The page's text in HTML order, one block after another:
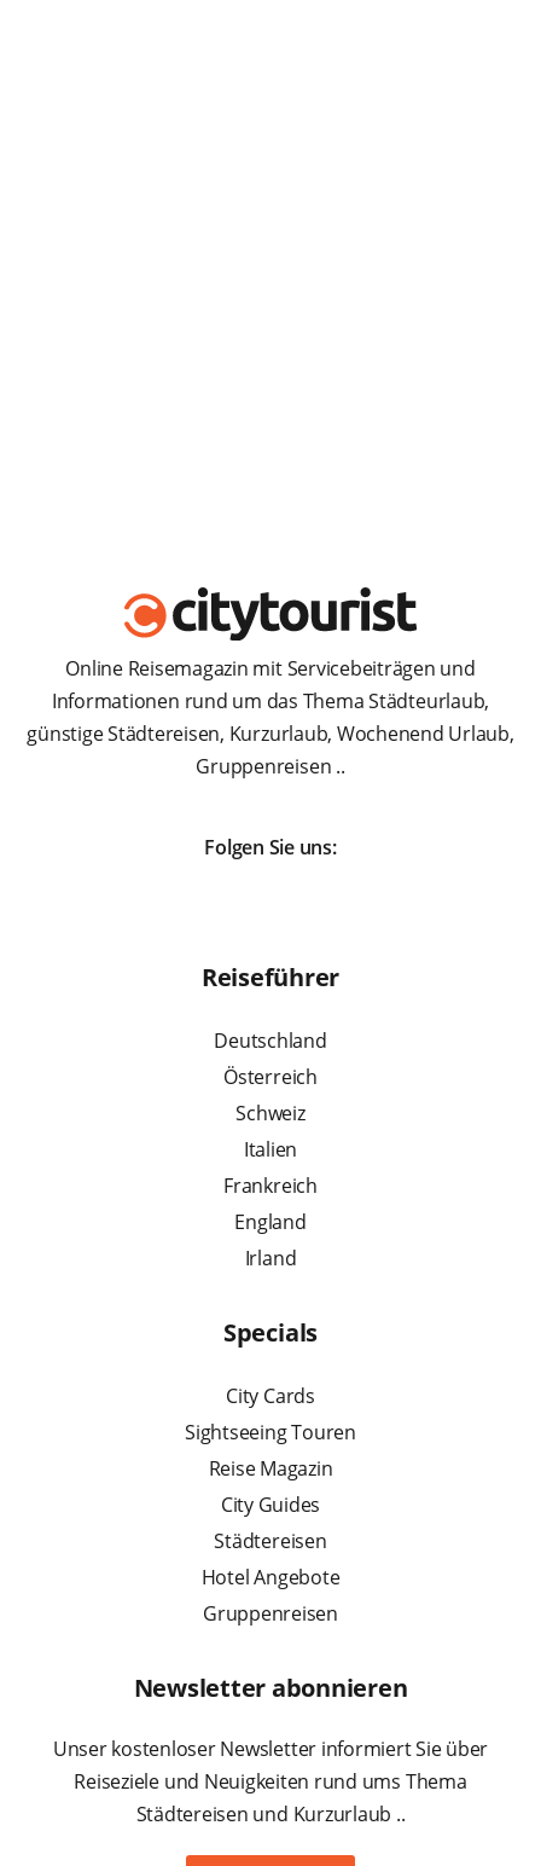
Online Reisemagazin mit Servicebeiträgen und
Informationen rund um das Thema Städteurlaub,
günstige Städtereisen, Kurzurlaub, Wochenend Urlaub,
Gruppenreisen ..
Folgen Sie uns:
Reiseführer
Deutschland
Österreich
Schweiz
Italien
Frankreich
England
Irland
Specials
City Cards
Sightseeing Touren
Reise Magazin
City Guides
Städtereisen
Hotel Angebote
Gruppenreisen
Newsletter abonnieren
Unser kostenloser Newsletter informiert Sie über
Reiseziele und Neuigkeiten rund ums Thema
Städtereisen und Kurzurlaub ..